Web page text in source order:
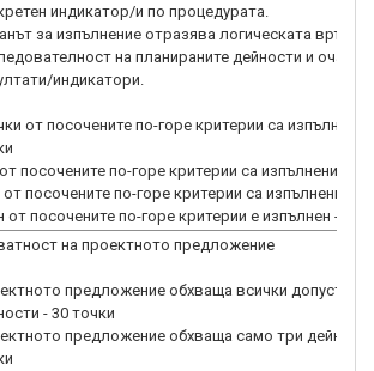
индикатор/и по процедурата.
за изпълнение отразява логическата връзка
на планираните дейности и
индикатори.
от посочените по-горе критерии са изпълнени
посочените по-горе критерии са изпълнени - 7
посочените по-горе критерии са изпълнени - 4
от посочените по-горе критерии е изпълнен - 1
на проектното предложение
предложение обхваща всички допустими
- 30 точки
предложение обхваща само три